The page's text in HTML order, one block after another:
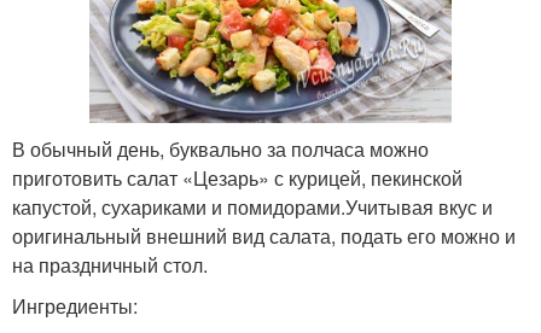
В обычный день, буквально за полчаса можно
приготовить салат «Цезарь» с курицей, пекинской
капустой, сухариками и помидорами.Учитывая вкус и
оригинальный внешний вид салата, подать его можно и
на праздничный стол.
Ингредиенты: